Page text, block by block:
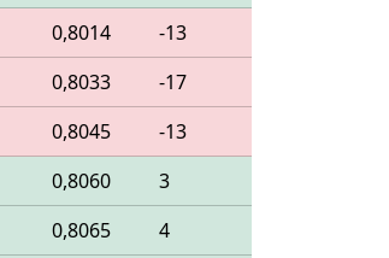
0,8014
-13
0,8033
-17
0,8045
-13
0,8060
3
0,8065
4